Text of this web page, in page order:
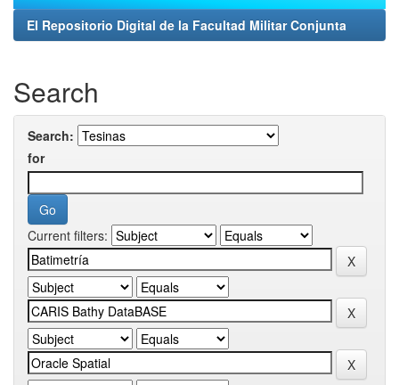
El Repositorio Digital de la Facultad Militar Conjunta
Search
Search:
for
Current filters: